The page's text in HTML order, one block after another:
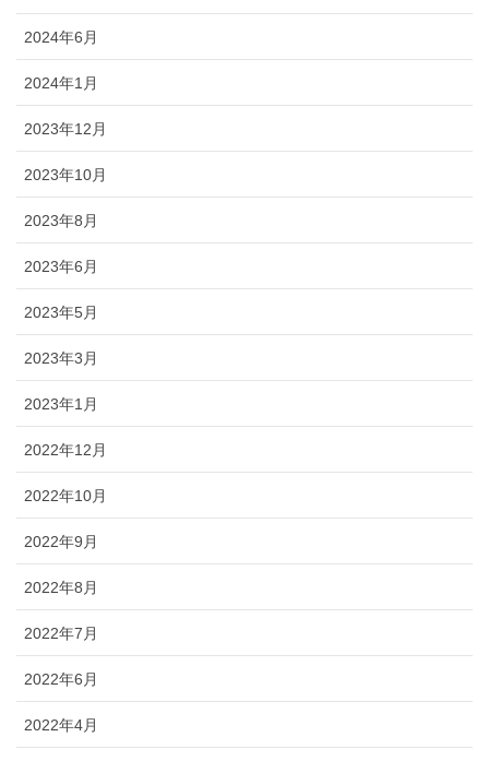
2024年6月
2024年1月
2023年12月
2023年10月
2023年8月
2023年6月
2023年5月
2023年3月
2023年1月
2022年12月
2022年10月
2022年9月
2022年8月
2022年7月
2022年6月
2022年4月